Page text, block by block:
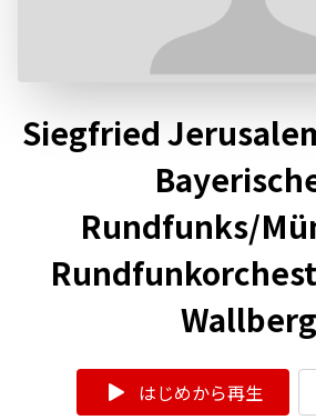
Siegfried
Rundfunks/
Wallberg
はじめから再生